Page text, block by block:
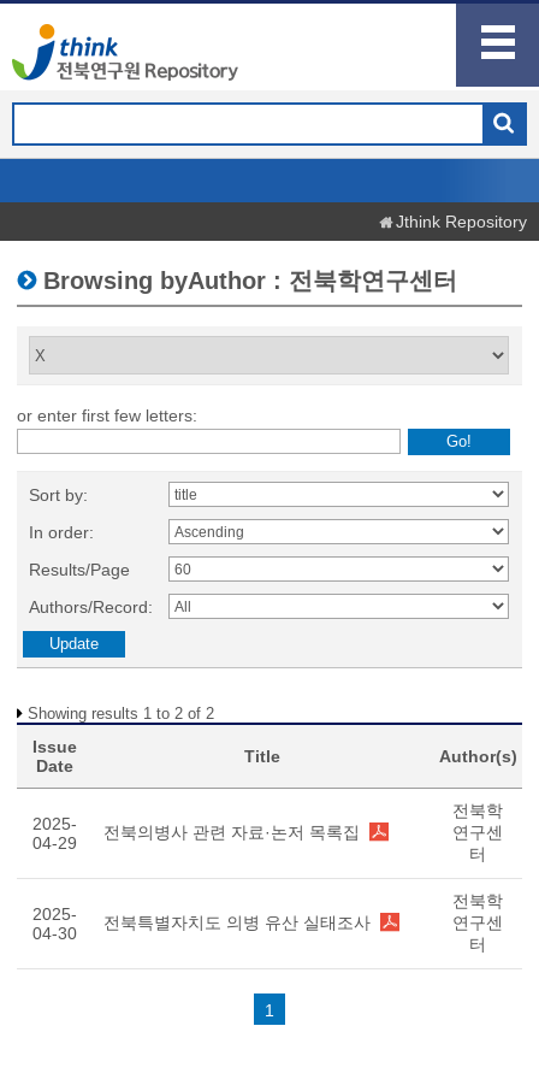
Jthink Repository
Browsing byAuthor : 전북학연구센터
or enter first few letters:
Sort by:
In order:
Results/Page
Authors/Record:
Showing results 1 to 2 of 2
Issue
Date
Title Author(s)
2025-
04-29
전북의병사 관련 자료·논저 목록집
전북학
연구센
터
2025-
04-30
전북특별자치도 의병 유산 실태조사
전북학
연구센
터
1